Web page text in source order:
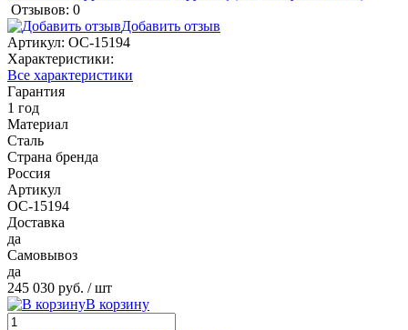
Отзывов: 0
Добавить отзыв
Артикул: ОС-15194
Характеристики:
Все характеристики
Гарантия
1 год
Материал
Сталь
Страна бренда
Россия
Артикул
ОС-15194
Доставка
да
Самовывоз
да
245 030 руб. / шт
В корзину